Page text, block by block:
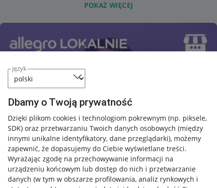
język
Dbamy o Twoją prywatność
Dzięki plikom cookies i technologiom pokrewnym (np. piksele,
SDK) oraz przetwarzaniu Twoich danych osobowych (między
innymi unikalne identyfikatory, dane przeglądarki), możemy
zapewnić, że dopasujemy do Ciebie wyświetlane treści.
Wyrażając zgodę na przechowywanie informacji na
urządzeniu końcowym lub dostęp do nich i przetwarzanie
danych (w tym w obszarze profilowania, analiz rynkowych i
POKAŻ WIĘCEJ